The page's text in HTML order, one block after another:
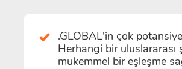
.GLOBAL'in çok
Herhangi bir uluslararası
mükemmel bir eşleşme